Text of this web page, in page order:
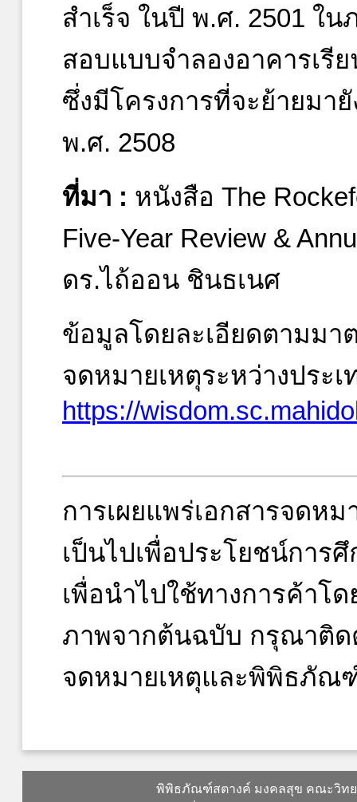
สำเร็จ ในปี พ.ศ. 2501 ใ
สอบแบบจำลองอาคารเรี
ซึ่งมีโครงการที่จะย้ายมา
พ.ศ. 2508
ที่มา : หนังสือ The
Five-Year Review &
ดร.ไถ้ออน ชินธเนศ
ข้อมูลโดยละเอียดตามมา
จดหมายเหตุระหว่างประเ
https://
การเผยแพร่เอกสารจดห
เป็นไปเพื่อประโยชน์การ
เพื่อนำไปใช้ทางการค้าโ
ภาพจากต้นฉบับ กรุณาติ
จดหมายเหตุและพิพิธภัณ
พิพิธภัณฑ์สตางค์ มงคลสุข คณะวิทย